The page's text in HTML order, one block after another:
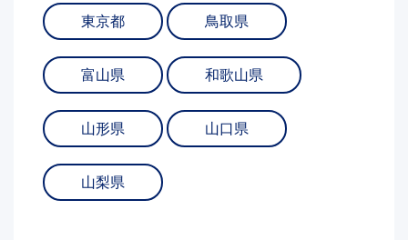
東京都 鳥取県
富山県 和歌山県
山形県 山口県
山梨県